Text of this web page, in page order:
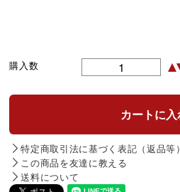
購入数
特定商取引法に基づく表記（返品等）
この商品を友達に教える
送料について